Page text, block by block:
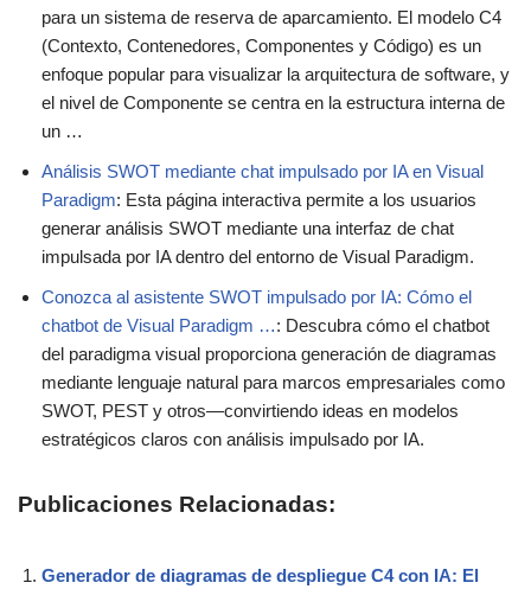
para un sistema de reserva de aparcamiento. El modelo C4
(Contexto, Contenedores, Componentes y Código) es un
enfoque popular para visualizar la arquitectura de software, y
el nivel de Componente se centra en la estructura interna de
un …
Análisis SWOT mediante chat impulsado por IA en Visual
Paradigm: Esta página interactiva permite a los usuarios
generar análisis SWOT mediante una interfaz de chat
impulsada por IA dentro del entorno de Visual Paradigm.
Conozca al asistente SWOT impulsado por IA: Cómo el
chatbot de Visual Paradigm …: Descubra cómo el chatbot
del paradigma visual proporciona generación de diagramas
mediante lenguaje natural para marcos empresariales como
SWOT, PEST y otros—convirtiendo ideas en modelos
estratégicos claros con análisis impulsado por IA.
Publicaciones Relacionadas:
Generador de diagramas de despliegue C4 con IA: El